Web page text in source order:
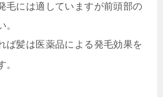
毛には適していますが前頭部の
。
ば髪は医薬品による発毛効果を
。